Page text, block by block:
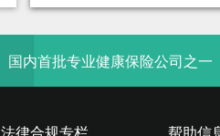
国内首批专业健康保险公司之一